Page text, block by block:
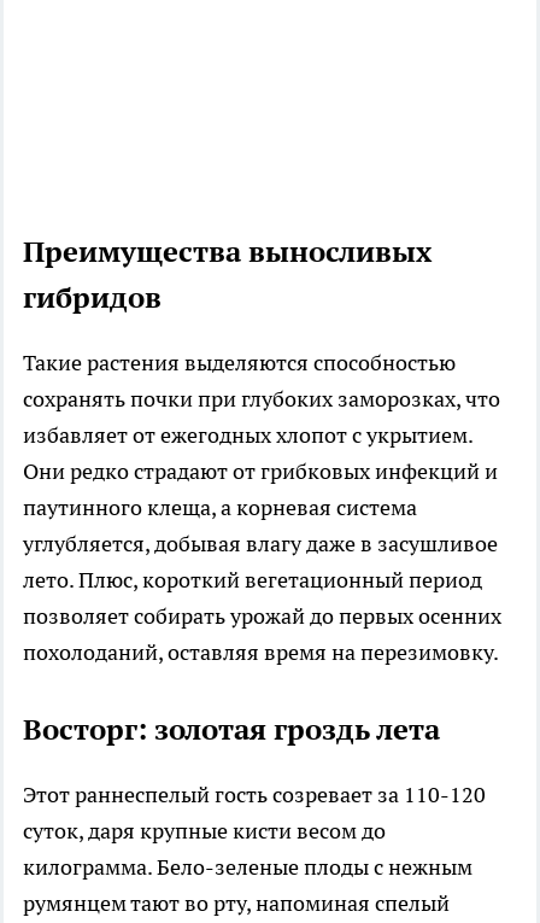
Преимущества выносливых
гибридов
Такие растения выделяются способностью
сохранять почки при глубоких заморозках, что
избавляет от ежегодных хлопот с укрытием.
Они редко страдают от грибковых инфекций и
паутинного клеща, а корневая система
углубляется, добывая влагу даже в засушливое
лето. Плюс, короткий вегетационный период
позволяет собирать урожай до первых осенних
похолоданий, оставляя время на перезимовку.​
Восторг: золотая гроздь лета
Этот раннеспелый гость созревает за 110-120
суток, даря крупные кисти весом до
килограмма. Бело-зеленые плоды с нежным
румянцем тают во рту, напоминая спелый